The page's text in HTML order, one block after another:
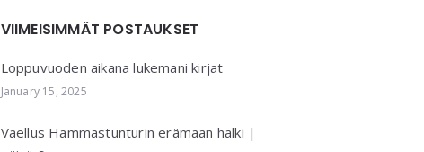
VIIMEISIMMÄT POSTAUKSET
Loppuvuoden aikana lukemani kirjat
January 15, 2025
Vaellus Hammastunturin erämaan halki |